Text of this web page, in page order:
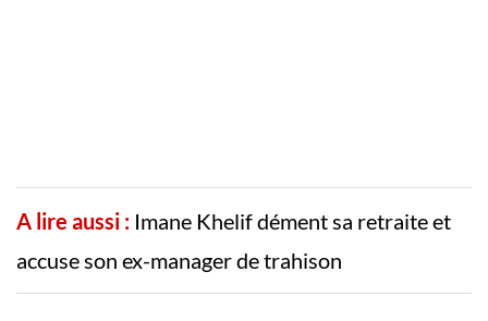
A lire aussi : Imane Khelif dément sa retraite et
accuse son ex-manager de trahison